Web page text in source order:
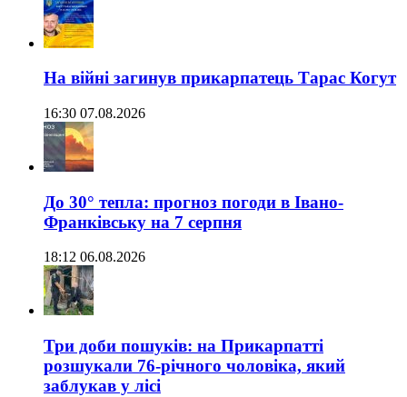
На війні загинув прикарпатець Тарас Когут
16:30 07.08.2026
До 30° тепла: прогноз погоди в Івано-
Франківську на 7 серпня
18:12 06.08.2026
Три доби пошуків: на Прикарпатті
розшукали 76-річного чоловіка, який
заблукав у лісі